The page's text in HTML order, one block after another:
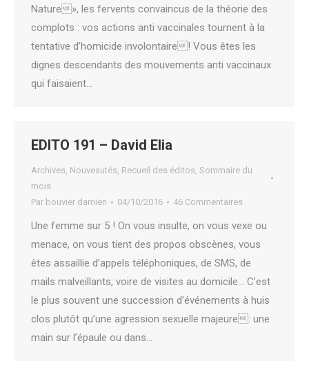
Nature», les fervents convaincus de la théorie des
complots : vos actions anti vaccinales tournent à la
tentative d’homicide involontaire! Vous êtes les
dignes descendants des mouvements anti vaccinaux
qui faisaient…
EDITO 191 – David Elia
Archives, Nouveautés, Recueil des éditos, Sommaire du
mois
Par bouvier damien 04/10/2016 46 Commentaires
Une femme sur 5 ! On vous insulte, on vous vexe ou
menace, on vous tient des propos obscènes, vous
êtes assaillie d’appels téléphoniques, de SMS, de
mails malveillants, voire de visites au domicile… C’est
le plus souvent une succession d’événements à huis
clos plutôt qu’une agression sexuelle majeure: une
main sur l’épaule ou dans…